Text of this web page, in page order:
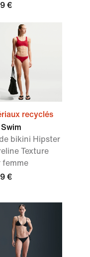
€
recyclés
Swim
bikini Hipster
Texture
femme
€